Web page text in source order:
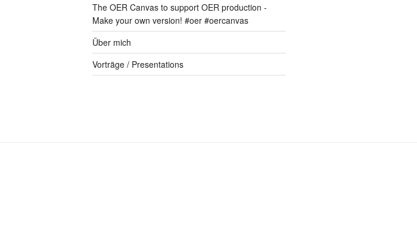
The OER Canvas to support OER production -
Make your own version! #oer #oercanvas
Über mich
Vorträge / Presentations